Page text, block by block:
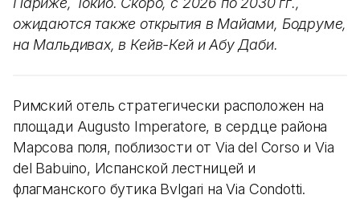
ожидаются также открытия в Майами, Бодруме,
на Мальдивах, в Кейв-Кей и Абу Даби.
Римский отель стратегически расположен на
площади Augusto Imperatore, в сердце района
Марсова поля, поблизости от Via del Corso и Via
del Babuino, Испанской лестницей и
флагманского бутика Bvlgari на Via Condotti.